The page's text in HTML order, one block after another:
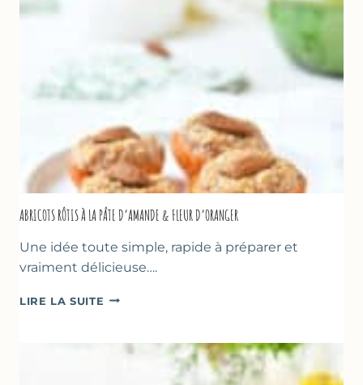
ABRICOTS RÔTIS À LA PÂTE D’AMANDE & FLEUR D’ORANGER
Une idée toute simple, rapide à préparer et
vraiment délicieuse….
LIRE LA SUITE ABRICOTS